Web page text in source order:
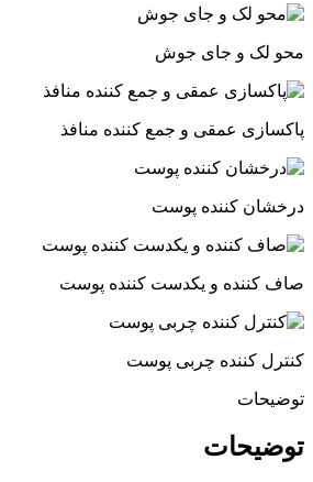
محو لک و جای جوش
پاکسازی عمقی و جمع کننده منافذ
درخشان کننده پوست
صاف کننده و یکدست کننده پوست
کنترل کننده چربی پوست
توضیحات
توضیحات